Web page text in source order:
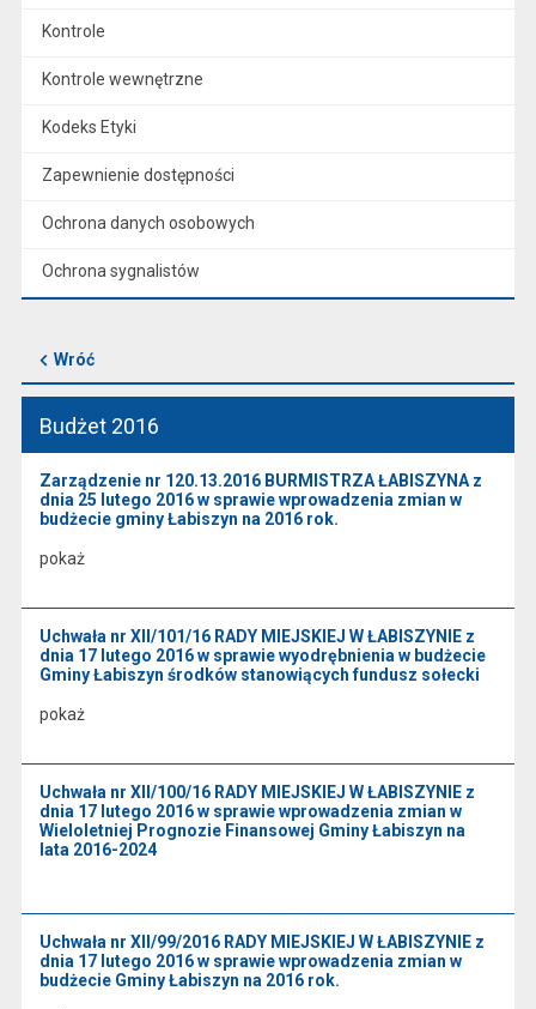
Kontrole
Kontrole wewnętrzne
Kodeks Etyki
Zapewnienie dostępności
Ochrona danych osobowych
Ochrona sygnalistów
Wróć
Budżet 2016
Zarządzenie nr 120.13.2016 BURMISTRZA ŁABISZYNA z
dnia 25 lutego 2016 w sprawie wprowadzenia zmian w
budżecie gminy Łabiszyn na 2016 rok.
pokaż
Uchwała nr XII/101/16 RADY MIEJSKIEJ W ŁABISZYNIE z
dnia 17 lutego 2016 w sprawie wyodrębnienia w budżecie
Gminy Łabiszyn środków stanowiących fundusz sołecki
pokaż
Uchwała nr XII/100/16 RADY MIEJSKIEJ W ŁABISZYNIE z
dnia 17 lutego 2016 w sprawie wprowadzenia zmian w
Wieloletniej Prognozie Finansowej Gminy Łabiszyn na
lata 2016-2024
Uchwała nr XII/99/2016 RADY MIEJSKIEJ W ŁABISZYNIE z
dnia 17 lutego 2016 w sprawie wprowadzenia zmian w
budżecie Gminy Łabiszyn na 2016 rok.